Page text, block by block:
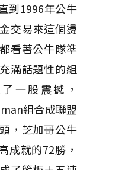
到1996年公牛
交易來這個燙
看著公牛隊準
滿話題性的組
一股震撼，
組合成聯盟
，芝加哥公牛
成就的72勝，